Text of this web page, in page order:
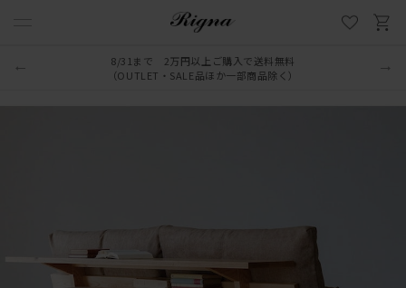
LINE新規追加でクーポンプレゼント